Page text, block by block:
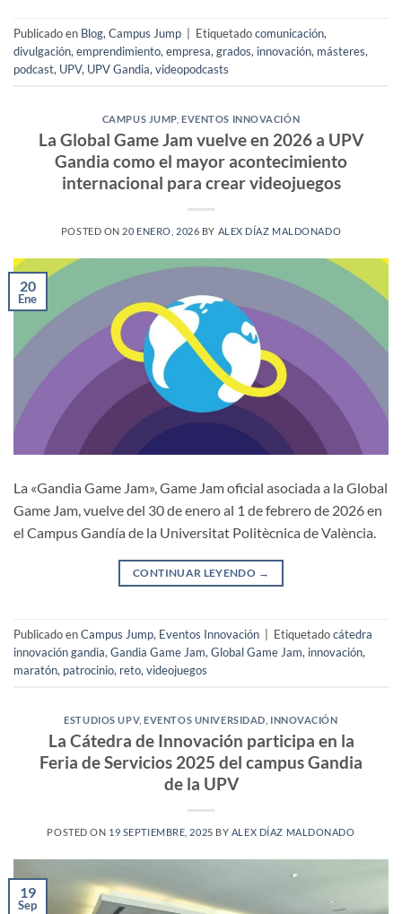
Publicado en Blog,Campus Jump Etiquetadocomunicación,
divulgación,emprendimiento,empresa,grados, innovación, másteres,
podcast, UPV, UPV Gandia,videopodcasts
CAMPUS JUMP,EVENTOS INNOVACIÓN
La Global Game Jam vuelve en 2026 a UPV
Gandia como el mayor acontecimiento
internacional para crear videojuegos
POSTED ON 20 ENERO, 2026 BY ALEX DÍAZ MALDONADO
20
Ene
La «Gandia Game Jam», Game Jam oficial asociada a la Global
Game Jam, vuelve del 30 de enero al 1 de febrero de 2026 en
el Campus Gandía de la Universitat Politècnica de València.
CONTINUAR LEYENDO →
Publicado enCampus Jump, Eventos Innovación Etiquetadocátedra
innovación gandia,Gandia Game Jam,Global Game Jam, innovación,
maratón, patrocinio, reto,videojuegos
ESTUDIOS UPV,EVENTOS UNIVERSIDAD INNOVACIÓN
La Cátedra de Innovación participa en la
Feria de Servicios 2025 del campus Gandia
de la UPV
POSTED ON 19 SEPTIEMBRE, 2025 BY ALEX DÍAZ MALDONADO
19
Sep